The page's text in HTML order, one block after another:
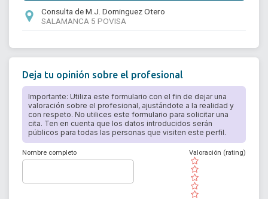
Consulta de M.J. Dominguez Otero
SALAMANCA 5 POVISA
Deja tu opinión sobre el profesional
Importante: Utiliza este formulario con el fin de dejar una
valoración sobre el profesional, ajustándote a la realidad y
con respeto. No utilices este formulario para solicitar una
cita. Ten en cuenta que los datos introducidos serán
públicos para todas las personas que visiten este perfil.
Nombre completo
( )
( )
( )
( )
( )
Valoración (rating)